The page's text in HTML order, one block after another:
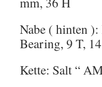
Nabe ( hinten
Bearing, 9 T,
Kette: Salt “